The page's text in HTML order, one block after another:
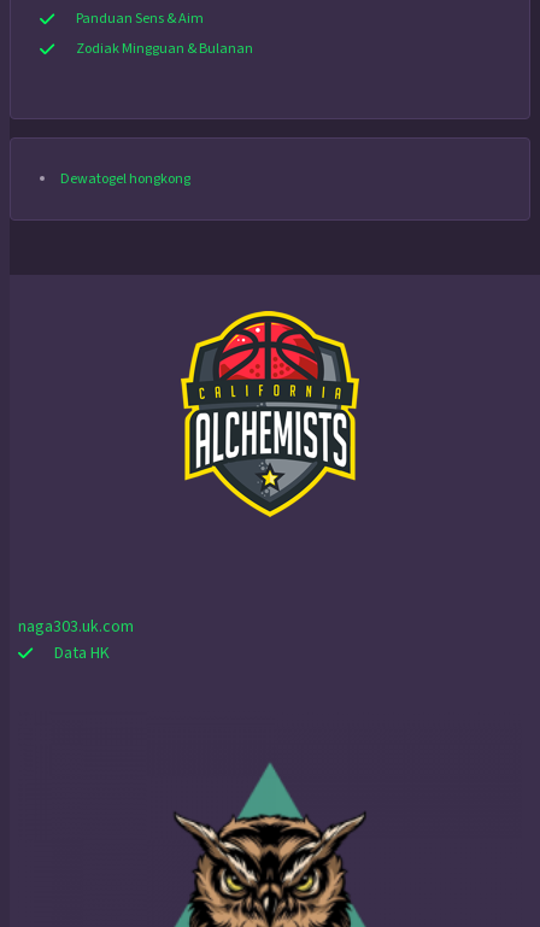
Panduan Sens & Aim
Zodiak Mingguan & Bulanan
Dewatogel hongkong
naga303.uk.com
Data HK